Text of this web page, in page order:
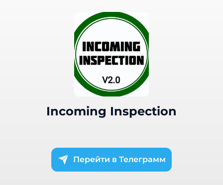
Incoming Inspection
Телеграмм